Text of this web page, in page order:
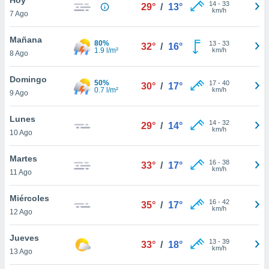
en
más
nuestra
de
cookies
aceptar
7 Ago
29° / 13° 14- 33
km/h
Mañana
8 Ago
80%
1.9 l/m²
32° / 16° 13- 33
km/h
Domingo
9 Ago
50%
0.7 l/m²
30° / 17° 17- 40
km/h
Lunes
10 Ago
29° / 14° 14- 32
km/h
Martes
11 Ago
33° / 17° 16- 38
km/h
Miércoles
12 Ago
35° / 17° 16- 42
km/h
Jueves
13 Ago
33° / 18° 13- 39
km/h